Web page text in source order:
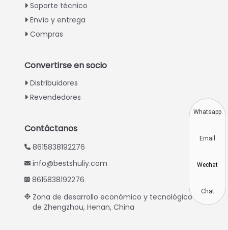
Soporte técnico
Envío y entrega
Compras
Convertirse en socio
Distribuidores
Revendedores
Contáctanos
8615838192276
info@bestshuliy.com
8615838192276
Zona de desarrollo económico y tecnológico
de Zhengzhou, Henan, China
Portuguese
Chinese
Japanese
Swahili
Urdu
Greek
Whatsapp
Email
Wechat
Chat